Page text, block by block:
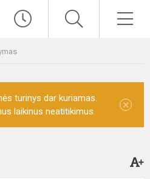
turinys dar kuriamas.
laikinus neatitikimus.
×